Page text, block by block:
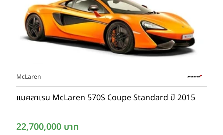
McLaren
แมคลาเรน McLaren 570S Coupe Standard ปี 2015
22,700,000 บาท